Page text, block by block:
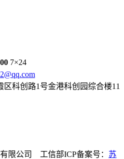
7×24
科创路1号金港科创园综合楼11
限公司 工信部ICP备案号： 苏